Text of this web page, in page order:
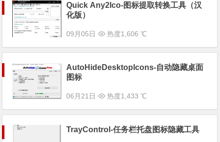
Quick Any2Ico-图标提取转换工具（汉
化版）
09月05日 热度1,606 ℃
AutoHideDesktopIcons-自动隐藏桌面
图标
06月21日 热度1,433 ℃
TrayControl-任务栏托盘图标隐藏工具